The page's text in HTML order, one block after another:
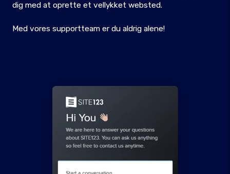
dig med at oprette et vellykket websted.
Med vores supportteam er du aldrig alene!